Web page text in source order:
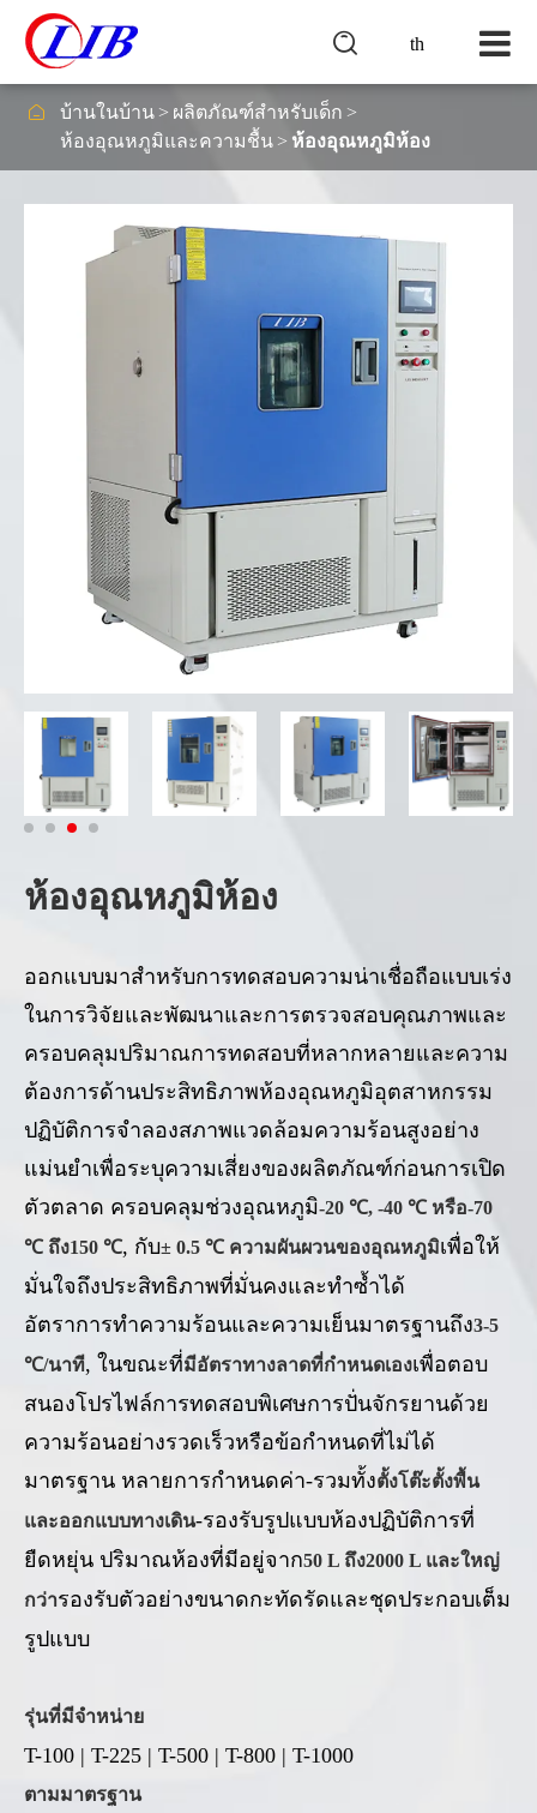
th

 บ้านในบ้าน
ผลิตภัณฑ์สำหรับเด็ก
ห้องอุณหภูมิและความชื้น
ห้องอุณหภูมิห้อง
ห้องอุณหภูมิห้อง
ออกแบบมาสำหรับการทดสอบความน่าเชื่อถือแบบเร่ง
ในการวิจัยและพัฒนาและการตรวจสอบคุณภาพและ
ครอบคลุมปริมาณการทดสอบที่หลากหลายและความ
ต้องการด้านประสิทธิภาพห้องอุณหภูมิอุตสาหกรรม
ปฏิบัติการจำลองสภาพแวดล้อมความร้อนสูงอย่าง
แม่นยำเพื่อระบุความเสี่ยงของผลิตภัณฑ์ก่อนการเปิด
ตัวตลาด ครอบคลุมช่วงอุณหภูมิ-20 ℃, -40 ℃ หรือ-70
℃ ถึง150 ℃, กับ± 0.5 ℃ ความผันผวนของอุณหภูมิเพื่อให้
มั่นใจถึงประสิทธิภาพที่มั่นคงและทำซ้ำได้
อัตราการทำความร้อนและความเย็นมาตรฐานถึง3-5
℃/นาที, ในขณะที่มีอัตราทางลาดที่กำหนดเองเพื่อตอบ
สนองโปรไฟล์การทดสอบพิเศษการปั่นจักรยานด้วย
ความร้อนอย่างรวดเร็วหรือข้อกำหนดที่ไม่ได้
มาตรฐาน หลายการกำหนดค่า-รวมทั้งตั้งโต๊ะตั้งพื้น
และออกแบบทางเดิน-รองรับรูปแบบห้องปฏิบัติการที่
ยืดหยุ่น ปริมาณห้องที่มีอยู่จาก50 L ถึง2000 L และใหญ่
กว่ารองรับตัวอย่างขนาดกะทัดรัดและชุดประกอบเต็ม
รูปแบบ
รุ่นที่มีจำหน่าย
T-100 | T-225 | T-500 | T-800 | T-1000
ตามมาตรฐาน